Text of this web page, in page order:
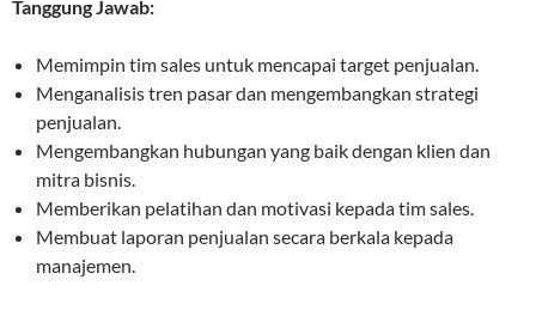
Tanggung Jawab:
Memimpin tim sales untuk mencapai target penjualan.
Menganalisis tren pasar dan mengembangkan strategi
penjualan.
Mengembangkan hubungan yang baik dengan klien dan
mitra bisnis.
Memberikan pelatihan dan motivasi kepada tim sales.
Membuat laporan penjualan secara berkala kepada
manajemen.